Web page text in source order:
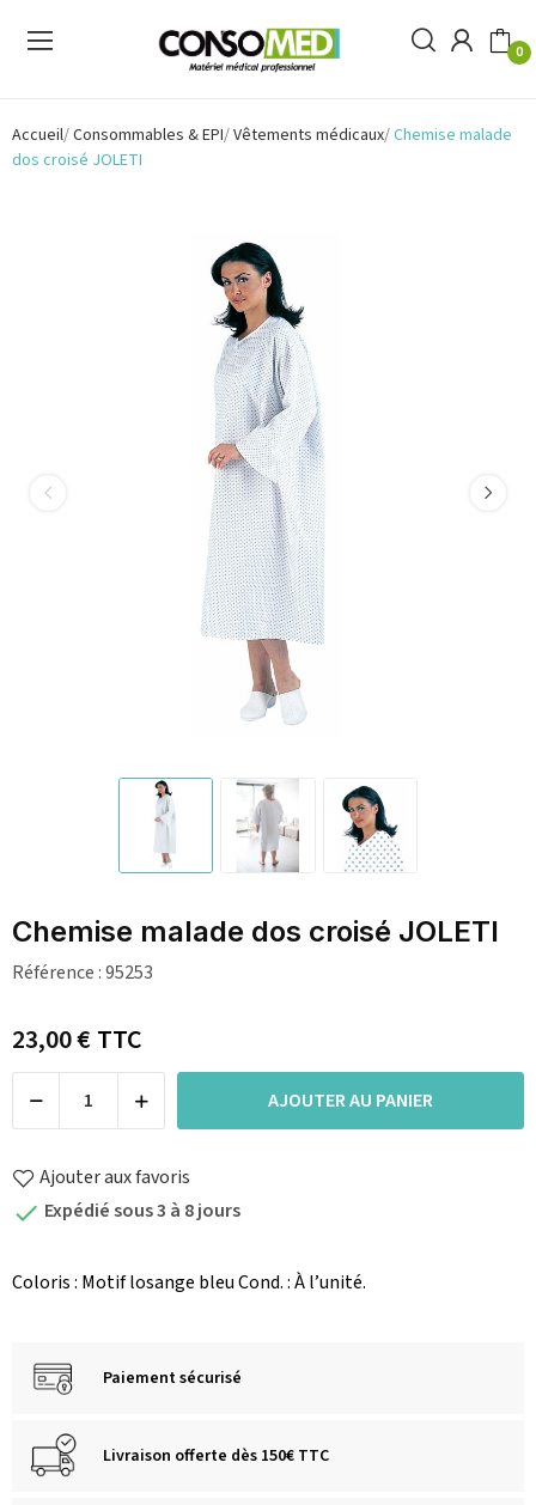
0
Accueil Consommables & EPI Vêtements médicaux Chemise malade
dos croisé JOLETI
Chemise malade dos croisé JOLETI
Référence :95253
23,00 €TTC
AJOUTER AU PANIER
Ajouter aux favoris
 Expédié sous 3 à 8 jours
Coloris : Motif losange bleu Cond. : À l’unité.
Paiement sécurisé
Livraison offerte dès 150€ TTC